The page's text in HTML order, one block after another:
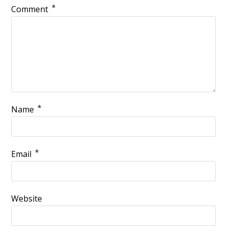
Comment *
Name *
Email *
Website